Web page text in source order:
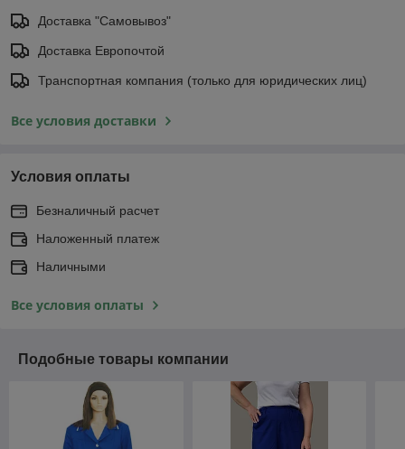
Доставка "Самовывоз"
Доставка Европочтой
Транспортная компания (только для юридических лиц)
Все условия доставки
Условия оплаты
Безналичный расчет
Наложенный платеж
Наличными
Все условия оплаты
Подобные товары компании